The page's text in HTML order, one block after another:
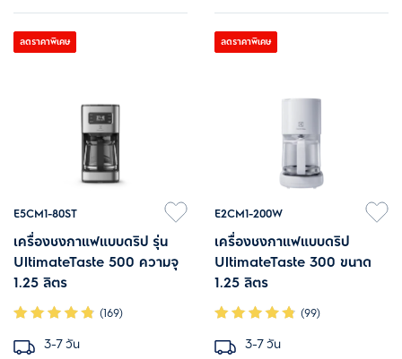
ลดราคาพิเศษ
E5CM1-80ST
เครื่องชงกาแฟแบบดริป รุ่น
UltimateTaste 500 ความจุ
1.25 ลิตร
(169)
3-7 วัน
ลดราคาพิเศษ
E2CM1-200W
เครื่องชงกาแฟแบบดริป
UltimateTaste 300 ขนาด
1.25 ลิตร
(99)
3-7 วัน